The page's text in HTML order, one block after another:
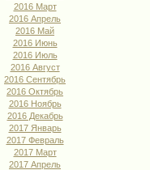
2016 Март
2016 Апрель
2016 Май
2016 Июнь
2016 Июль
2016 Август
2016 Сентябрь
2016 Октябрь
2016 Ноябрь
2016 Декабрь
2017 Январь
2017 Февраль
2017 Март
2017 Апрель